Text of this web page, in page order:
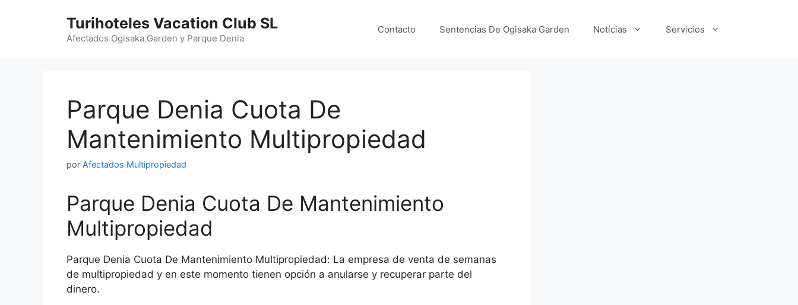
Turihoteles Vacation Club SL
Afectados Ogisaka Garden y Parque Denia
Contacto Sentencias De Ogisaka Garden Notícias Servicios
Parque Denia Cuota De
Mantenimiento Multipropiedad
por Afectados Multipropiedad
Parque Denia Cuota De Mantenimiento
Multipropiedad
Parque Denia Cuota De Mantenimiento Multipropiedad: La empresa de venta de semanas
de multipropiedad y en este momento tienen opción a anularse y recuperar parte del
dinero.